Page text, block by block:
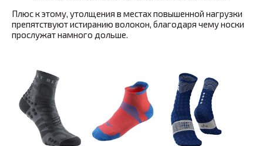
Плюс к этому, утолщения в местах повышенной нагрузки
препятствуют истиранию волокон, благодаря чему носки
прослужат намного дольше.